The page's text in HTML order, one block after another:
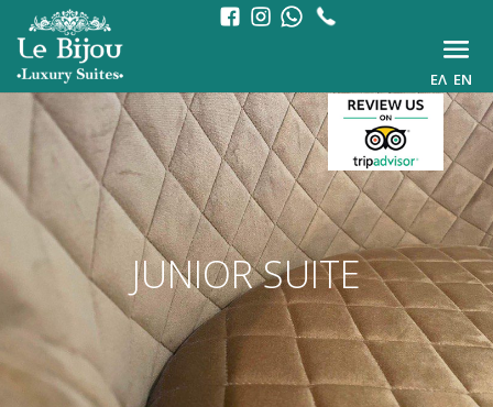
ΕΛ EN
JUNIOR SUITE